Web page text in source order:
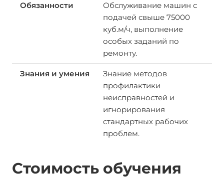
Обслуживание машин с
подачей свыше 75000
куб.м/ч, выполнение
особых заданий по
ремонту.
Знание методов
профилактики
неисправностей и
игнорирования
стандартных рабочих
проблем.
Стоимость обучения